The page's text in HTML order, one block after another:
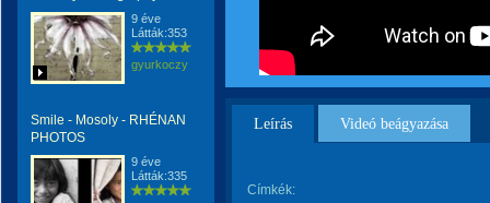
9 éve
Látták:353
gyurkoczy
Smile - Mosoly - RHÉNAN
PHOTOS
9 éve
Látták:335
Leírás Videó beágyazása
Címkék: